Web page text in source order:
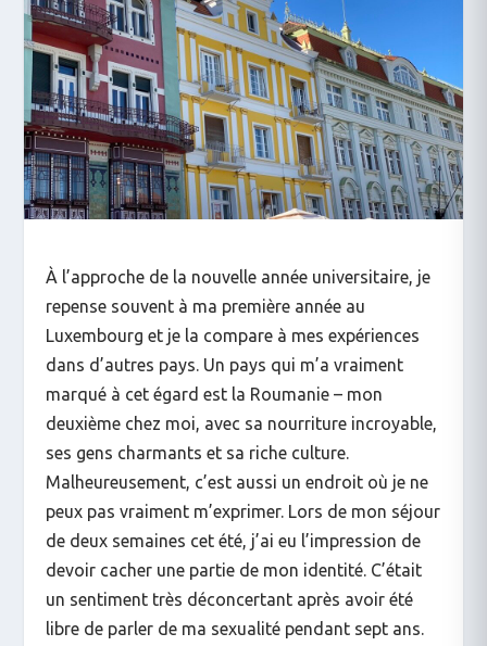
À l’approche de la nouvelle année universitaire, je
repense souvent à ma première année au
Luxembourg et je la compare à mes expériences
dans d’autres pays. Un pays qui m’a vraiment
marqué à cet égard est la Roumanie – mon
deuxième chez moi, avec sa nourriture incroyable,
ses gens charmants et sa riche culture.
Malheureusement, c’est aussi un endroit où je ne
peux pas vraiment m’exprimer. Lors de mon séjour
de deux semaines cet été, j’ai eu l’impression de
devoir cacher une partie de mon identité. C’était
un sentiment très déconcertant après avoir été
libre de parler de ma sexualité pendant sept ans.